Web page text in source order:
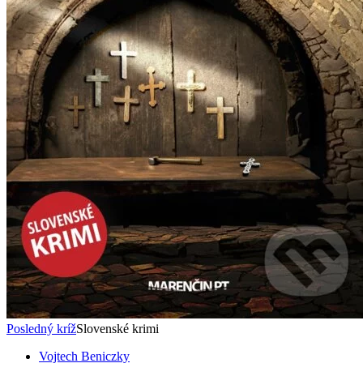
Posledný krížSlovenské krimi
Vojtech Beniczky